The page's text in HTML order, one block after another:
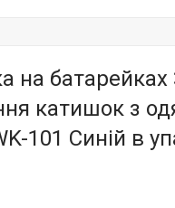
на батарейках
катишок з
101 Синій в